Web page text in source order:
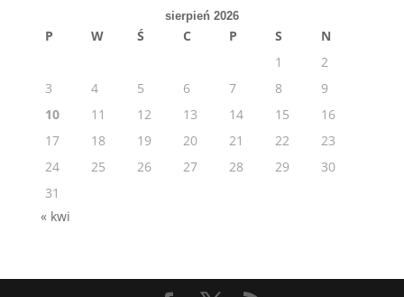
sierpień 2026
P W Ś C P S
N
1
2
3
4 5 6 7 8
9
10
11 12 13 14 15
16
17
18 19 20 21 22
23
24
25 26 27 28 29
30
31
« kwi